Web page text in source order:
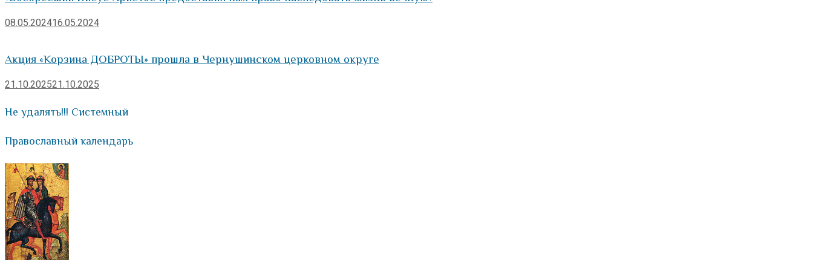
08.05.202416.05.2024
Акция «Корзина ДОБРОТЫ» прошла в Чернушинском церковном округе
21.10.202521.10.2025
Не удалять!!! Системный
Православный календарь